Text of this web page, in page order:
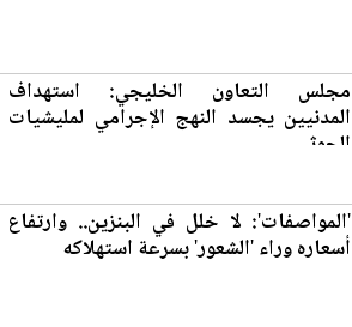
مجلس التعاون الخليجي: استهداف
المدنيين يجسد النهج الإجرامي لمليشيات
الحوثي
'المواصفات': لا خلل في البنزين.. وارتفاع
أسعاره وراء 'الشعور' بسرعة استهلاكه